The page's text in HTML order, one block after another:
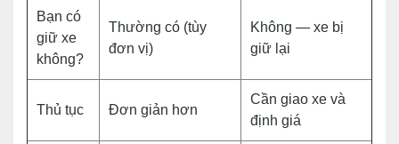
Bạn có
giữ xe
không?
Thường có (tùy
đơn vị)
Không — xe bị
giữ lại
Thủ tục Đơn giản hơn
Cần giao xe và
định giá